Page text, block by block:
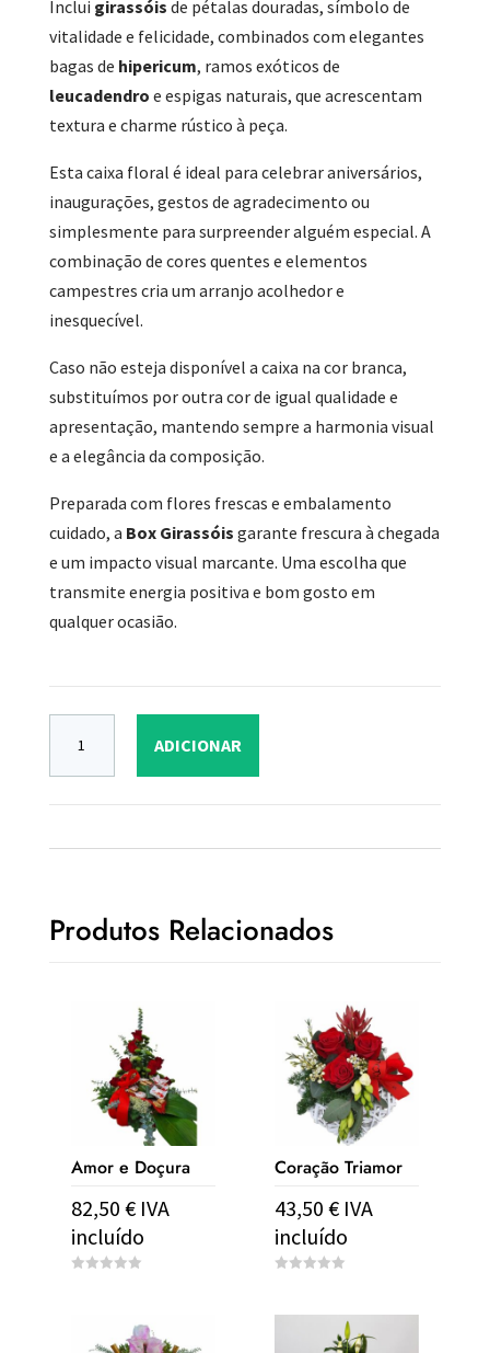
Inclui girassóis de pétalas douradas, símbolo de
vitalidade e felicidade, combinados com elegantes
bagas de hipericum, ramos exóticos de
leucadendro e espigas naturais, que acrescentam
textura e charme rústico à peça.
Esta caixa floral é ideal para celebrar aniversários,
inaugurações, gestos de agradecimento ou
simplesmente para surpreender alguém especial. A
combinação de cores quentes e elementos
campestres cria um arranjo acolhedor e
inesquecível.
Caso não esteja disponível a caixa na cor branca,
substituímos por outra cor de igual qualidade e
apresentação, mantendo sempre a harmonia visual
e a elegância da composição.
Preparada com flores frescas e embalamento
cuidado, a Box Girassóis garante frescura à chegada
e um impacto visual marcante. Uma escolha que
transmite energia positiva e bom gosto em
qualquer ocasião.
ADICIONAR
Produtos Relacionados
Amor e Doçura
82,50 € IVA
incluído
Coração Triamor
43,50€ IVA
incluído